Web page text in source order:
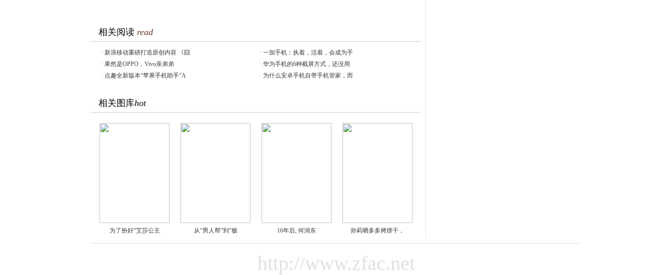
相关阅读 read
· 新浪移动重磅打造原创内容 《囧 · 一加手机：执着，活着，会成为手
· 果然是OPPO，Vivo亲弟弟 · 华为手机的6种截屏方式，还没用
· 点趣全新版本“苹果手机助手”A · 为什么安卓手机自带手机管家，而
相关图库hot
为了扮好“艾莎公主 从“男人帮”到“极 16年后, 何润东 孙莉晒多多烤饼干，
http://www.zfac.net